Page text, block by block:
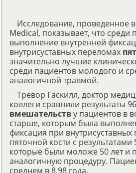
Исследование, проведенное
Medical, показывает, что
выполнение внутренней
внутрисуставных переломах
значительно лучшие
среди пациентов молодого и
аналогичной травмой.
Тревор Гаскилл, доктор
коллеги сравнили результаты 96
вмешательству пациентов в
старше, которым была
фиксация при
пяточной кости с результатами
которые были моложе 50 лет и
аналогичную процедуру.
среднем в 8,98 года.